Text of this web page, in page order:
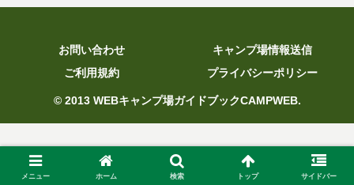
お問い合わせ
キャンプ場情報送信
ご利用規約
プライバシーポリシー
© 2013 WEBキャンプ場ガイドブックCAMPWEB.
メニュー ホーム 検索 トップ サイドバー